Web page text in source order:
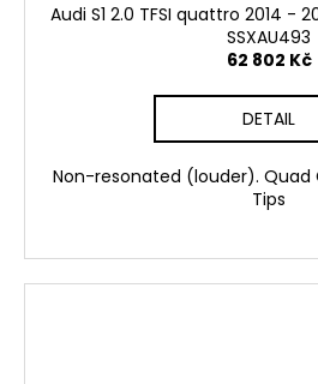
Audi S1 2.0 TFSI quattro 2014 -
SSXAU493
62 802 Kč
DETAIL
Non-resonated (louder). Quad
Tips